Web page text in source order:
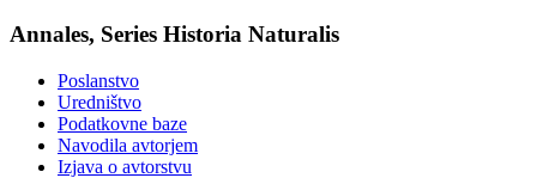
Annales, Series Historia Naturalis
Poslanstvo
Uredništvo
Podatkovne baze
Navodila avtorjem
Izjava o avtorstvu